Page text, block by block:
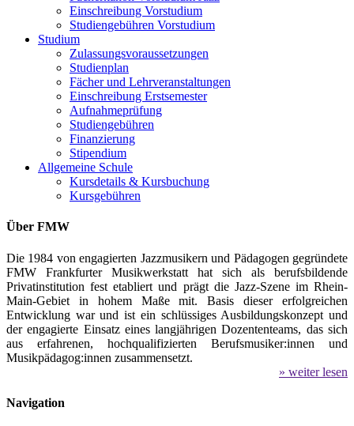
Einschreibung Vorstudium
Studiengebühren Vorstudium
Studium
Zulassungsvoraussetzungen
Studienplan
Fächer und Lehrveranstaltungen
Einschreibung Erstsemester
Aufnahmeprüfung
Studiengebühren
Finanzierung
Stipendium
Allgemeine Schule
Kursdetails & Kursbuchung
Kursgebühren
Über FMW
Die 1984 von engagierten Jazzmusikern und Pädagogen gegründete
FMW Frankfurter Musikwerkstatt hat sich als berufsbildende
Privatinstitution fest etabliert und prägt die Jazz-Szene im Rhein-
Main-Gebiet in hohem Maße mit. Basis dieser erfolgreichen
Entwicklung war und ist ein schlüssiges Ausbildungskonzept und
der engagierte Einsatz eines langjährigen Dozententeams, das sich
aus erfahrenen, hochqualifizierten Berufsmusiker:innen und
Musikpädagog:innen zusammensetzt.
» weiter lesen
Navigation